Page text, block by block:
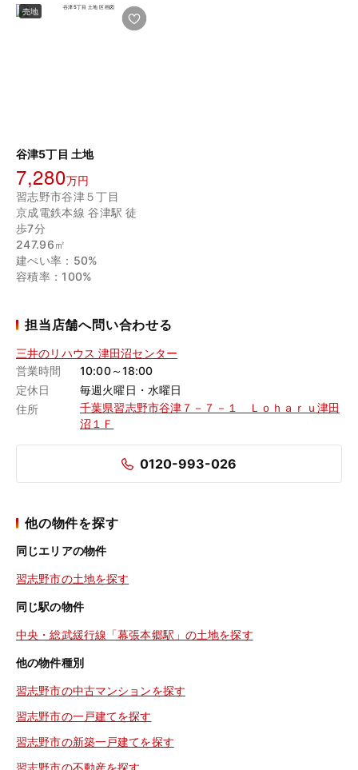
売地
谷津5丁目 土地
7,280万円
習志野市谷津５丁目
京成電鉄本線 谷津駅 徒
歩7分
247.96㎡
建ぺい率：50%
容積率：100%
担当店舗へ問い合わせる
三井のリハウス 津田沼センター
営業時間
10:00～18:00
定休日
毎週火曜日・水曜日
住所
千葉県習志野市谷津７－７－１ Ｌｏｈａｒｕ津田
沼１Ｆ
0120-993-026
他の物件を探す
同じエリアの物件
習志野市の土地を探す
同じ駅の物件
中央・総武緩行線「幕張本郷駅」の土地を探す
他の物件種別
習志野市の中古マンションを探す
習志野市の一戸建てを探す
習志野市の新築一戸建てを探す
習志野市の不動産を探す